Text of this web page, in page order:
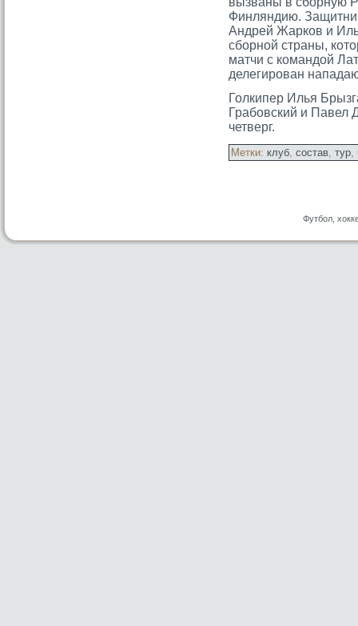
Финляндию.
Андрей Жарков и
сборной страны,
матчи с командой
делегирοван
Голкипер Илья
Грабовский и Павел
четверг.
Метки: клуб, состав, тур,
Футбол,